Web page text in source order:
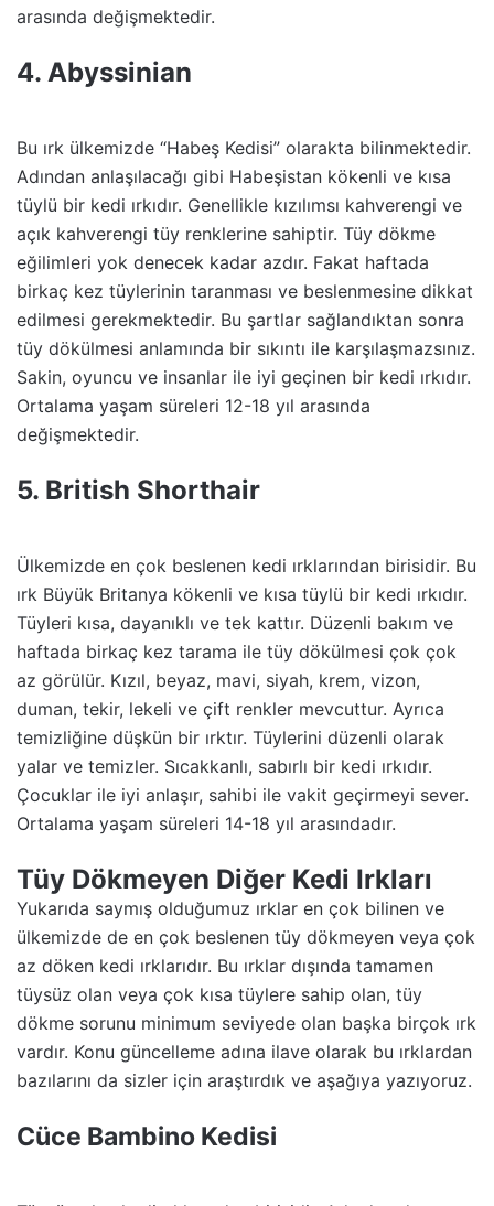
arasında değişmektedir.
4. Abyssinian
Bu ırk ülkemizde “Habeş Kedisi” olarakta bilinmektedir.
Adından anlaşılacağı gibi Habeşistan kökenli ve kısa
tüylü bir kedi ırkıdır. Genellikle kızılımsı kahverengi ve
açık kahverengi tüy renklerine sahiptir. Tüy dökme
eğilimleri yok denecek kadar azdır. Fakat haftada
birkaç kez tüylerinin taranması ve beslenmesine dikkat
edilmesi gerekmektedir. Bu şartlar sağlandıktan sonra
tüy dökülmesi anlamında bir sıkıntı ile karşılaşmazsınız.
Sakin, oyuncu ve insanlar ile iyi geçinen bir kedi ırkıdır.
Ortalama yaşam süreleri 12-18 yıl arasında
değişmektedir.
5. British Shorthair
Ülkemizde en çok beslenen kedi ırklarından birisidir. Bu
ırk Büyük Britanya kökenli ve kısa tüylü bir kedi ırkıdır.
Tüyleri kısa, dayanıklı ve tek kattır. Düzenli bakım ve
haftada birkaç kez tarama ile tüy dökülmesi çok çok
az görülür. Kızıl, beyaz, mavi, siyah, krem, vizon,
duman, tekir, lekeli ve çift renkler mevcuttur. Ayrıca
temizliğine düşkün bir ırktır. Tüylerini düzenli olarak
yalar ve temizler. Sıcakkanlı, sabırlı bir kedi ırkıdır.
Çocuklar ile iyi anlaşır, sahibi ile vakit geçirmeyi sever.
Ortalama yaşam süreleri 14-18 yıl arasındadır.
Tüy Dökmeyen Diğer Kedi Irkları
Yukarıda saymış olduğumuz ırklar en çok bilinen ve
ülkemizde de en çok beslenen tüy dökmeyen veya çok
az döken kedi ırklarıdır. Bu ırklar dışında tamamen
tüysüz olan veya çok kısa tüylere sahip olan, tüy
dökme sorunu minimum seviyede olan başka birçok ırk
vardır. Konu güncelleme adına ilave olarak bu ırklardan
bazılarını da sizler için araştırdık ve aşağıya yazıyoruz.
Cüce Bambino Kedisi